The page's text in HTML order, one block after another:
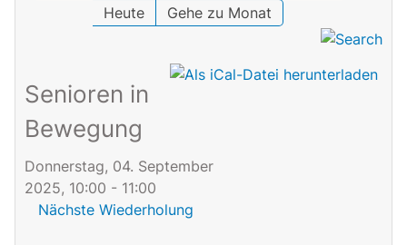
Heute
Gehe zu Monat
Senioren in
Bewegung
Donnerstag, 04. September
2025, 10:00 - 11:00
Nächste Wiederholung